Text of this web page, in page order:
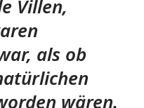
Villen,
als ob
wären.